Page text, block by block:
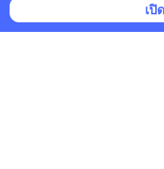
เปิ
• ติ
24 ต.ค. 2023 เวลา 09:17